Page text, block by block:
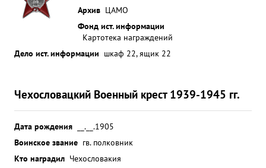
Архив ЦАМО
Фонд ист. информации
Картотека награждений
Дело ист. информации шкаф 22, ящик 22
Чехословацкий Военный крест 1939-1945 гг.
Дата рождения
__.__.1905
Воинское звание гв. полковник
Кто наградил Чехословакия